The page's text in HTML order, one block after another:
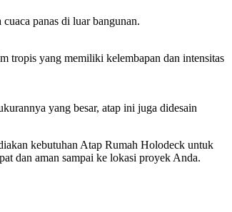
panas di luar bangunan.
tropis yang memiliki kelembapan dan intensitas
yang besar, atap ini juga didesain
kebutuhan Atap Rumah Holodeck untuk
dan aman sampai ke lokasi proyek Anda.